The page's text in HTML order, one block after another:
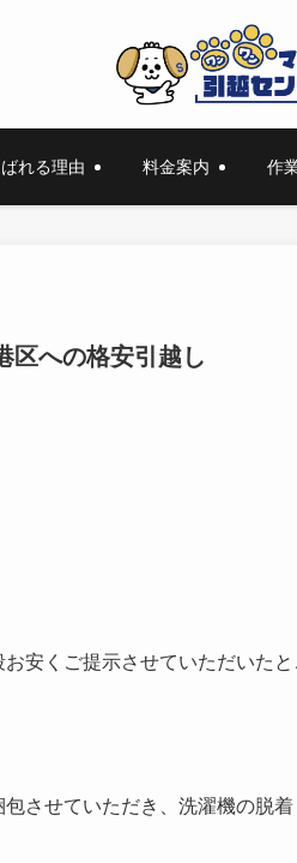
れる理由 料金案内 作
区への格安引越し
安くご提示させていただいた
させていただき、洗濯機の脱